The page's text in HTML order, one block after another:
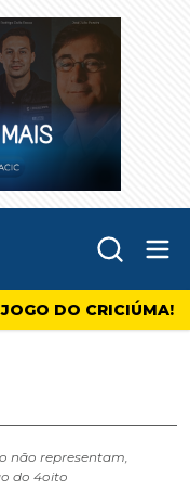
DO CRICIÚMA!
não representam,
do 4oito